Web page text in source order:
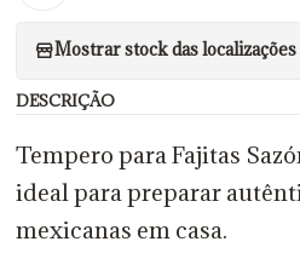
Mostrar stock das localizações
DESCRIÇÃO
Tempero para Fajitas
ideal para preparar
mexicanas em casa.